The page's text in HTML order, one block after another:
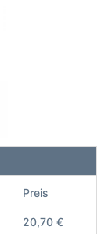
Preis
20,70 €